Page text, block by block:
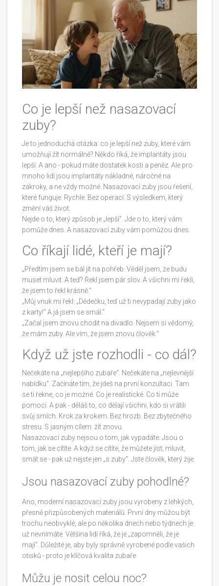
Co je lepší než nasazovací
zuby?
Je to jednoduchá otázka: co je lepší než zuby, které vám
umožňují žít normálně? Někdo říká, že implantáty jsou
lepší. A ano - pokud máte dostatek kosti a peněz. Ale pro
mnoho lidí jsou implantáty nákladné, náročné na
zákroky, a ne vždy možné. Nasazovací zuby jsou řešení,
které funguje. Rychle. Bez operací. S výsledkem, který
změní váš život.
Nejde o to, který způsob je „lepší“. Jde o to, který vám
pomůže dnes. A nasazovací zuby vám pomůžou dnes.
Co říkají lidé, kteří je mají?
„Předtím jsem se bál jít na pohřeb. Věděl jsem, že budu
muset mluvit. A teď? Řekl jsem pár slov. A všichni mi řekli,
že jsem to řekl krásně.“
„Můj vnuk mi řekl: „Dědečku, teď už ti nevypadají zuby jako
z karty!“ A já jsem se smál.“
„Začal jsem znovu chodit na divadlo. Nejsem si vědomý,
že mám zuby. Ale vím, že jsem znovu člověk.“
Když už jste rozhodli - co dál?
Nečekáte na „nejlepšího zubaře“. Nečekáte na „nejlevnější
nabídku“. Začínáte tím, že jdeš na první konzultaci. Tam
se ti řekne, co je možné. Co je realistické. Co ti může
pomoci. A pak - děláš to, co dělají všichni, kdo si vrátili
svůj smích. Krok za krokem. Bez hrozb. Bez zbytečného
stresu. S jasným cílem: žít znovu.
Nasazovací zuby nejsou o tom, jak vypadáte. Jsou o
tom, jak se cítíte. A když se cítíte, že můžete jíst, mluvit,
smát se - pak už nejste jen „s zuby“. Jste člověk, který žije.
Jsou nasazovací zuby pohodlné?
Ano, moderní nasazovací zuby jsou vyrobeny z lehkých,
přesně přizpůsobených materiálů. První dny můžou být
trochu neobvyklé, ale po několika dnech nebo týdnech je
už nevnímáte. Většina lidí říká, že je „zapomněli, že je
mají“. Důležité je, aby byly správně vyrobené podle vašich
otisků - proto je klíčová kvalita zubaře.
Můžu je nosit celou noc?